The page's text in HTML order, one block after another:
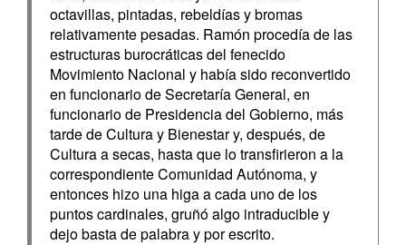
octavillas, pintadas, rebeldías y bromas
relativamente pesadas. Ramón procedía de las
estructuras burocráticas del fenecido
Movimiento Nacional y había sido reconvertido
en funcionario de Secretaría General, en
funcionario de Presidencia del Gobierno, más
tarde de Cultura y Bienestar y, después, de
Cultura a secas, hasta que lo transfirieron a la
correspondiente Comunidad Autónoma, y
entonces hizo una higa a cada uno de los
puntos cardinales, gruñó algo intraducible y
dejo basta de palabra y por escrito.